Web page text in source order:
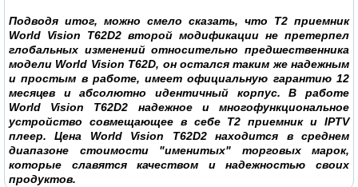
Подводя итог, можно смело сказать, что Т2 приемник
World Vision T62D2 второй модификации не претерпел
глобальных изменений относительно предшественника
модели World Vision T62D, он остался таким же надежным
и простым в работе, имеет официальную гарантию 12
месяцев и абсолютно идентичный корпус. В работе
World Vision T62D2 надежное и многофункциональное
устройство совмещающее в себе Т2 приемник и IPTV
плеер. Цена World Vision T62D2 находится в среднем
диапазоне стоимости "именитых" торговых марок,
которые славятся качеством и надежностью своих
продуктов.